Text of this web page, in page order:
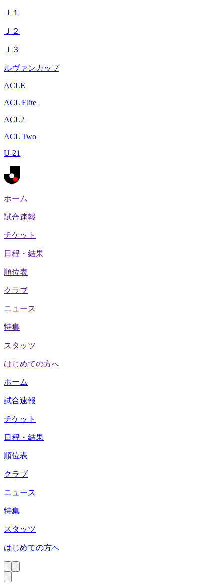
Ｊ１
Ｊ２
Ｊ３
ルヴァンカップ
ACLE
ACL Elite
ACL2
ACL Two
U-21
ホーム
試合速報
チケット
日程・結果
順位表
クラブ
ニュース
特集
スタッツ
はじめての方へ
ホーム
試合速報
チケット
日程・結果
順位表
クラブ
ニュース
特集
スタッツ
はじめての方へ